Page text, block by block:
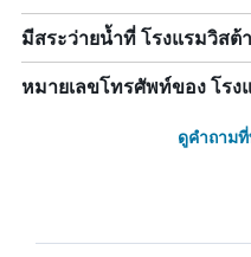
มีสระว่ายน้ำที่ โรงแรมวิสต้
หมายเลขโทรศัพท์ของ โรง
ดูคำถาม